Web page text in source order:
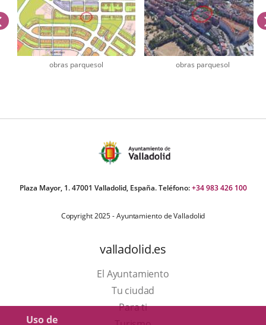
Uso de
obras parquesol obras parquesol
anterior
Plaza Mayor, 1. 47001 Valladolid, España. Teléfono:+34 983 426 100
Copyright 2025 - Ayuntamiento de Valladolid
valladolid.es
El Ayuntamiento
Tu ciudad
Para ti